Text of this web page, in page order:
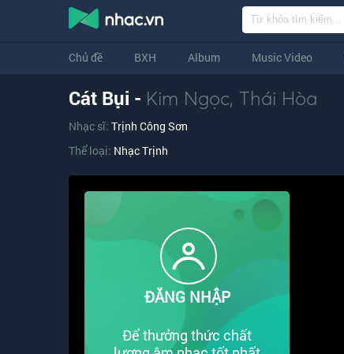
Chủ đề BXH Album Music Video
Cát Bụi - Kim Ngọc, Thái Hòa
Nhạc sĩ: Trịnh Công Sơn
Thể loại: Nhạc Trịnh
ĐĂNG NHẬP
Để thưởng thức chất